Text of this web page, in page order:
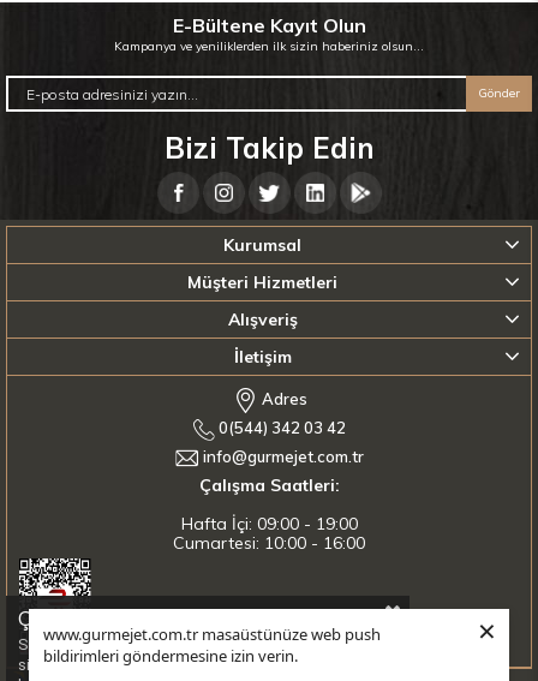
www.gurmejet.com.tr masaüstünüze web push
bildirimleri göndermesine izin verin.
×
E-Bültene Kayıt Olun
Kampanya ve yeniliklerden ilk sizin haberiniz olsun...
Gönder
Bizi Takip Edin
Kurumsal
Müşteri Hizmetleri
Alışveriş
İletişim
Adres
0(544) 342 03 42
info@gurmejet.com.tr
Çalışma Saatleri:
Hafta İçi: 09:00 - 19:00
Cumartesi: 10:00 - 16:00
Çerez Kullanımı
Sizlere en iyi alışveriş deneyimini sunabilmek adına
sitemizde çerezler(cookies) kullanmaktayız. Detaylı